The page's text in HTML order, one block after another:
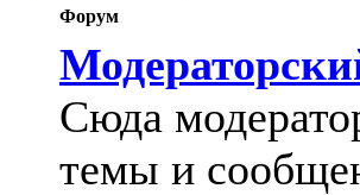
Форум
Сюда
темы и